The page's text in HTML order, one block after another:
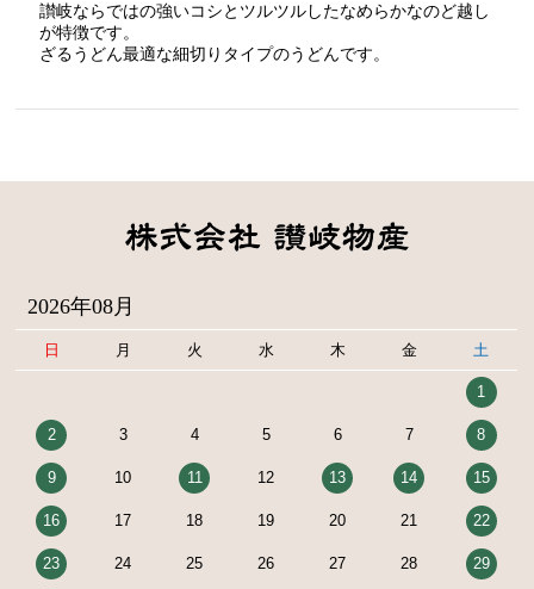
讃岐ならではの強いコシとツルツルしたなめらかなのど越し
が特徴です。
ざるうどん最適な細切りタイプのうどんです。
2026年08月
日 月 火 水 木 金 土
1
2 3 4 5 6 7 8
9 10 11 12 13 14 15
16 17 18 19 20 21 22
23 24 25 26 27 28 29